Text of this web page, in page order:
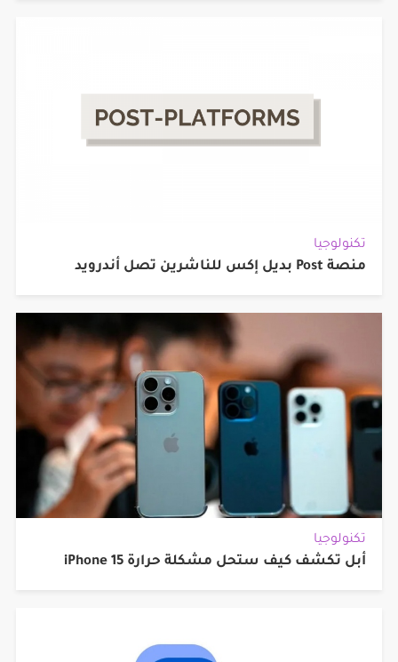
تكنولوجيا
منصة Post بديل إكس للناشرين تصل أندرويد
تكنولوجيا
أبل تكشف كيف ستحل مشكلة حرارة iPhone 15